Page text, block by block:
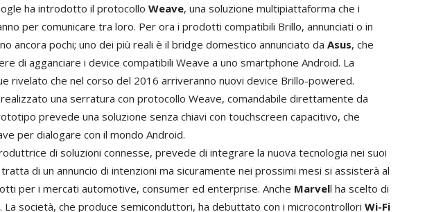
ha introdotto il protocollo Weave, una soluzione multipiattaforma che i
per comunicare tra loro. Per ora i prodotti compatibili Brillo, annunciati o in
ancora pochi; uno dei più reali è il bridge domestico annunciato da Asus, che
di agganciare i device compatibili Weave a uno smartphone Android. La
rivelato che nel corso del 2016 arriveranno nuovi device Brillo-powered.
una serratura con protocollo Weave, comandabile direttamente da
prevede una soluzione senza chiavi con touchscreen capacitivo, che
per dialogare con il mondo Android.
di soluzioni connesse, prevede di integrare la nuova tecnologia nei suoi
di un annuncio di intenzioni ma sicuramente nei prossimi mesi si assisterà al
per i mercati automotive, consumer ed enterprise. Anche Marvell ha scelto di
società, che produce semiconduttori, ha debuttato con i microcontrollori Wi-Fi